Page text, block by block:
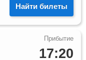
Найти билеты
17:20